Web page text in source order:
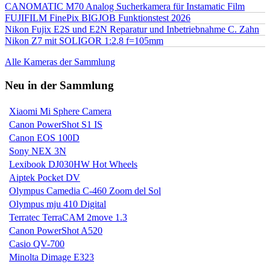
CANOMATIC M70 Analog Sucherkamera für Instamatic Film
FUJIFILM FinePix BIGJOB Funktionstest 2026
Nikon Fujix E2S und E2N Reparatur und Inbetriebnahme C. Zahn
Nikon Z7 mit SOLIGOR 1:2.8 f=105mm
Alle Kameras der Sammlung
Neu in der Sammlung
Xiaomi Mi Sphere Camera
Canon PowerShot S1 IS
Canon EOS 100D
Sony NEX 3N
Lexibook DJ030HW Hot Wheels
Aiptek Pocket DV
Olympus Camedia C-460 Zoom del Sol
Olympus mju 410 Digital
Terratec TerraCAM 2move 1.3
Canon PowerShot A520
Casio QV-700
Minolta Dimage E323